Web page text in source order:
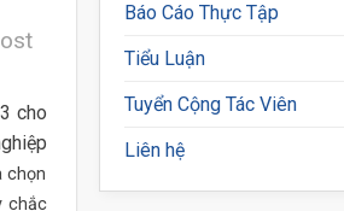
cho
chọn
chắc
Báo Cáo Thực Tập
Tiểu Luận
Tuyển Cộng Tác Viên
Liên hệ